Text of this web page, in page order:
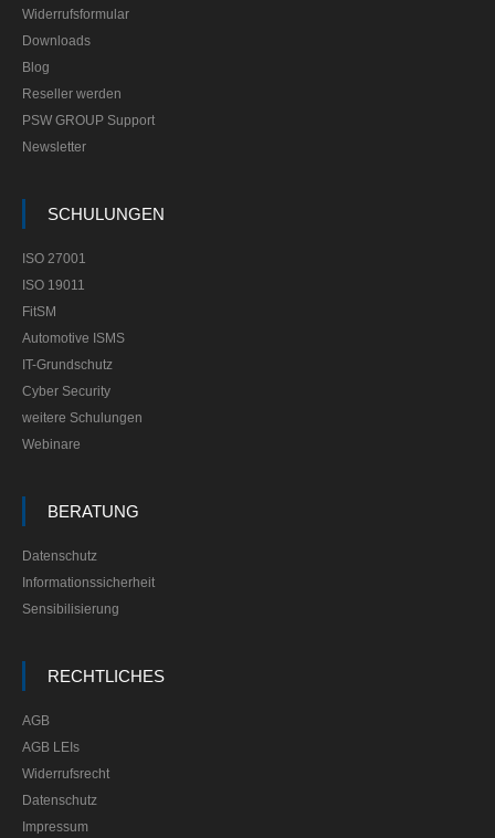
Widerrufsformular
Downloads
Blog
Reseller werden
PSW GROUP Support
Newsletter
SCHULUNGEN
ISO 27001
ISO 19011
FitSM
Automotive ISMS
IT-Grundschutz
Cyber Security
weitere Schulungen
Webinare
BERATUNG
Datenschutz
Informationssicherheit
Sensibilisierung
RECHTLICHES
AGB
AGB LEIs
Widerrufsrecht
Datenschutz
Impressum